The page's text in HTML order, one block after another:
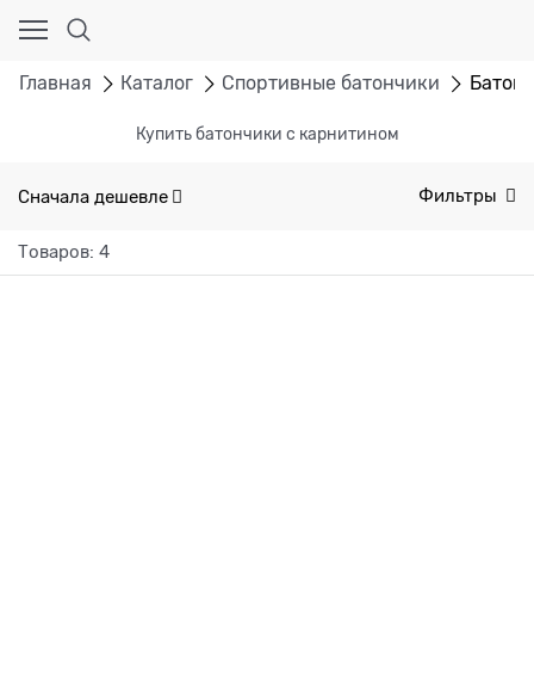
Главная Каталог Спортивные батончики
Купить батончики с карнитином
Сначала дешевле Фильтры
Товаров: 4